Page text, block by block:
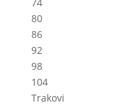
80
86
92
98
104
Trakovi